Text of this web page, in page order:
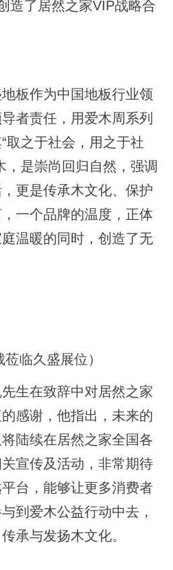
造了居然之家VIP战略合
板作为中国地板行业领
者责任，用爱木周系列
取之于社会，用之于社
，是崇尚回归自然，强调
更是传承木文化、保护
一个品牌的温度，正体
温暖的同时，创造了无
莅临久盛展位）
生在致辞中对居然之家
感谢，他指出，未来的
陆续在居然之家全国各
宣传及活动，非常期待
台，能够让更多消费者
到爱木公益行动中去，
承与发扬木文化。